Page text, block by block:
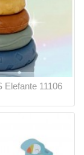
11106